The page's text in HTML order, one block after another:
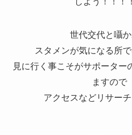
世代交代と囁
スタメンが気になる所
見に行く事こそがサポーター
ますので
アクセスなどリサーチ